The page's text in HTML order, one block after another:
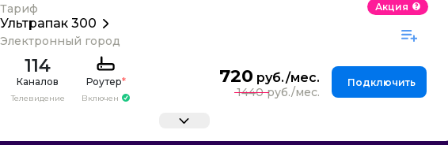
Тариф
Ультрапак 300
Электронный город
Акция
114
Каналов
Телевидение
Роутер*
Включен
720
1440
Подключить